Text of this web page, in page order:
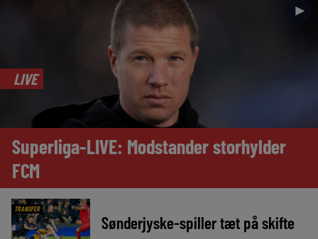
►
LIVE
Superliga-LIVE: Modstander storhylder
FCM
TRANSFER
Sønderjyske-spiller tæt på skifte